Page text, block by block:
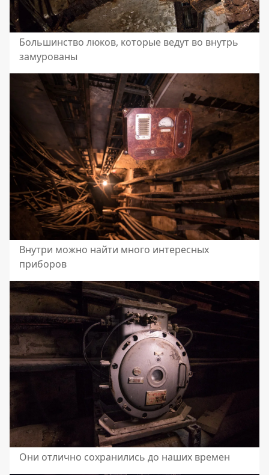
Большинство люков, которые ведут во внутрь
замурованы
Внутри можно найти много интересных
приборов
Они отлично сохранились до наших времен